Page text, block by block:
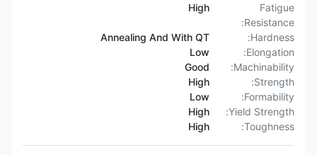
Fatigue
Resistance:
Hardness:
Annealing And With QT
Elongation:
Machinability:
Good
Strength:
Formability:
Yield Strength:
High
Toughness: